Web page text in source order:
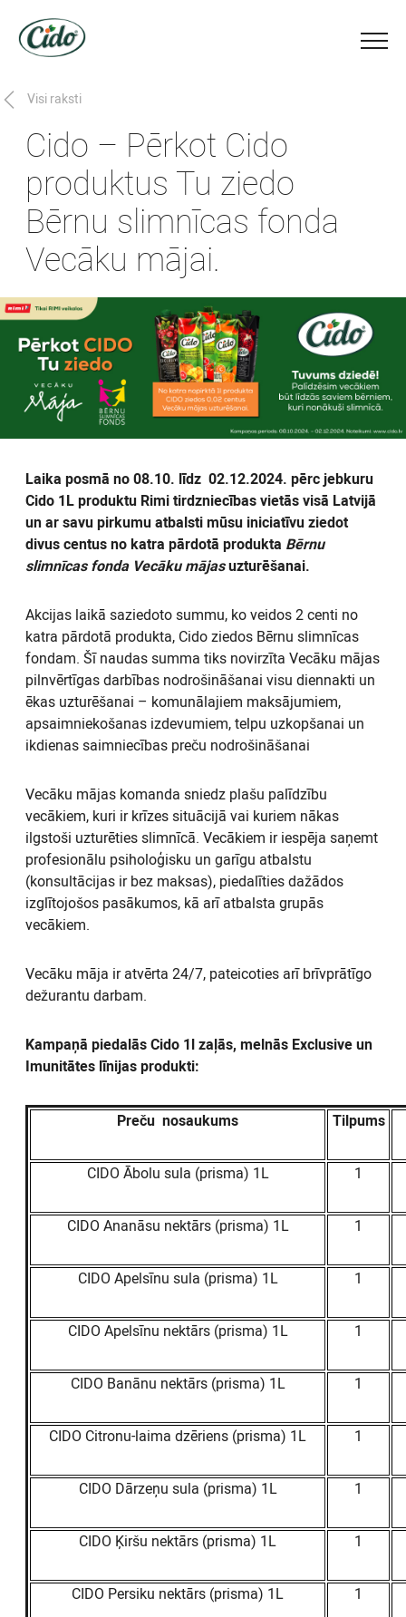
Visi raksti
Cido – Pērkot Cido
produktus Tu ziedo
Bērnu slimnīcas fonda
Vecāku mājai.
Laika posmā no 08.10. līdz 02.12.2024. pērc jebkuru
Cido 1L produktu Rimi tirdzniecības vietās visā Latvijā
un ar savu pirkumu atbalsti mūsu iniciatīvu ziedot
divus centus no katra pārdotā produkta Bērnu
slimnīcas fonda Vecāku mājasuzturēšanai.
Akcijas laikā saziedoto summu, ko veidos 2 centi no
katra pārdotā produkta, Cido ziedos Bērnu slimnīcas
fondam. Šī naudas summa tiks novirzīta Vecāku mājas
pilnvērtīgas darbības nodrošināšanai visu diennakti un
ēkas uzturēšanai – komunālajiem maksājumiem,
apsaimniekošanas izdevumiem, telpu uzkopšanai un
ikdienas saimniecības preču nodrošināšanai
Vecāku mājas komanda sniedz plašu palīdzību
vecākiem, kuri ir krīzes situācijā vai kuriem nākas
ilgstoši uzturēties slimnīcā. Vecākiem ir iespēja saņemt
profesionālu psiholoģisku un garīgu atbalstu
(konsultācijas ir bez maksas), piedalīties dažādos
izglītojošos pasākumos, kā arī atbalsta grupās
vecākiem.
Vecāku māja ir atvērta 24/7, pateicoties arī brīvprātīgo
dežurantu darbam.
Kampaņā piedalās Cido 1l zaļās, melnās Exclusive un
Imunitātes līnijas produkti:
Preču nosaukums Tilpums
CIDO Ābolu sula (prisma) 1L 1
CIDO Ananāsu nektārs (prisma) 1L 1
CIDO Apelsīnu sula (prisma) 1L 1
CIDO Apelsīnu nektārs (prisma) 1L 1
CIDO Banānu nektārs (prisma) 1L 1
CIDO Citronu-laima dzēriens (prisma) 1L 1
CIDO Dārzeņu sula (prisma) 1L 1
CIDO Ķiršu nektārs (prisma) 1L 1
CIDO Persiku nektārs (prisma) 1L 1